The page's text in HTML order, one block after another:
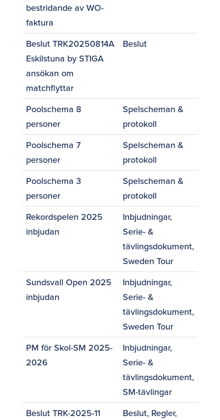
bestridande av WO-
faktura
Beslut TRK20250814A
Eskilstuna by STIGA
ansökan om
matchflyttar
Beslut
Poolschema 8
personer
Spelscheman &
protokoll
Poolschema 7
personer
Spelscheman &
protokoll
Poolschema 3
personer
Spelscheman &
protokoll
Rekordspelen 2025
inbjudan
Inbjudningar,
Serie- &
tävlingsdokument,
Sweden Tour
Sundsvall Open 2025
inbjudan
Inbjudningar,
Serie- &
tävlingsdokument,
Sweden Tour
PM för Skol-SM 2025-
2026
Inbjudningar,
Serie- &
tävlingsdokument,
SM-tävlingar
Beslut TRK-2025-11
Beslut, Regler,